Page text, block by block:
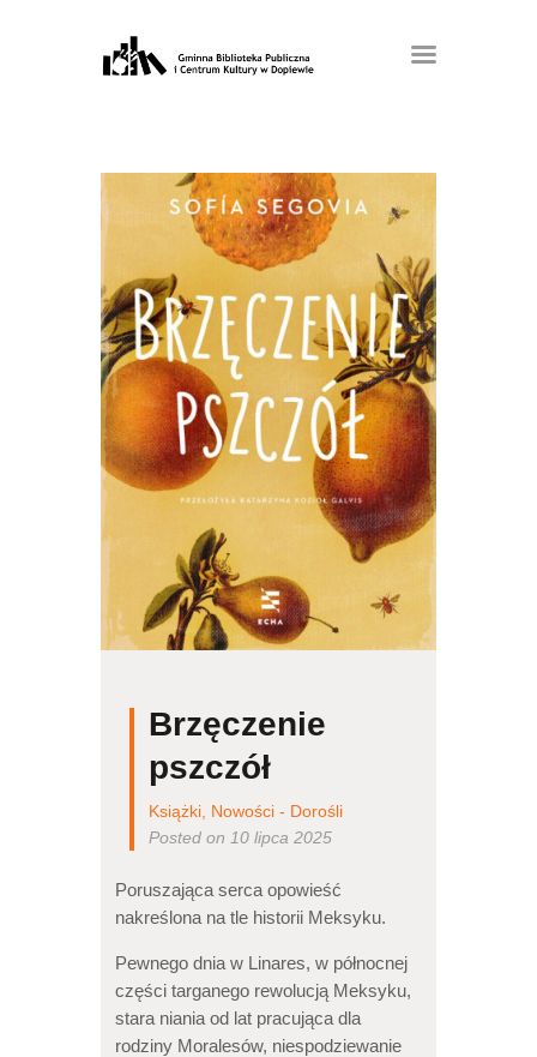
Brzęczenie
pszczół
Książki Nowości - Dorośli
Posted on 10 lipca 2025
Poruszająca serca opowieść
nakreślona na tle historii Meksyku.
Pewnego dnia w Linares, w północnej
części targanego rewolucją Meksyku,
stara niania od lat pracująca dla
rodziny Moralesów, niespodziewanie